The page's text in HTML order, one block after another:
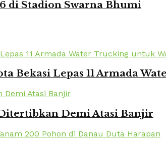
di Stadion Swarna Bhumi
Bekasi Lepas 11 Armada
Demi Atasi Banjir